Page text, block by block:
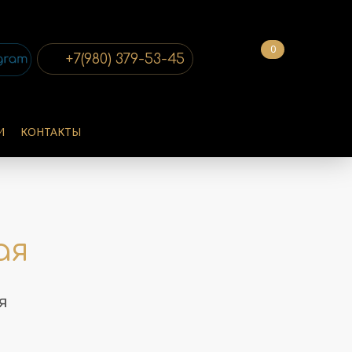
0
+7(980) 379-53-45
КОНТАКТЫ